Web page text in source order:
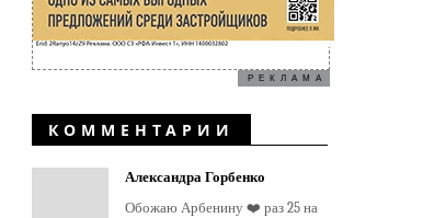
РЕКЛАМА
КОММЕНТАРИИ
Александра Горбенко
Обожаю Арбенину ❤️ раз 25 на